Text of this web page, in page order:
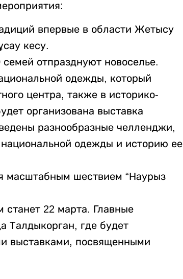
впервые в области Жетысу
кесу.
отпразднуют новоселье.
одежды, который
центра, также в историко-
организована выставка
разнообразные челленджи,
одежды и историю ее
масштабным шествием “Наурыз
22 марта. Главные
Талдыкорган, где будет
выставками, посвященными